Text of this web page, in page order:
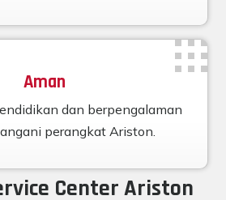
Aman
dan berpengalaman
perangkat Ariston.
Center Ariston